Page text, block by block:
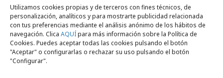
Utilizamos cookies propias y de terceros con fines técnicos, de
personalización, analíticos y para mostrarte publicidad relacionada
con tus preferencias mediante el análisis anónimo de los hábitos de
navegación. Clica AQUÍpara más información sobre la Política de
Cookies. Puedes aceptar todas las cookies pulsando el botón
"Aceptar" o configurarlas o rechazar su uso pulsando el botón
"Configurar".
jueves, 22 de enero 2026
MINI lanza una campaña inspirada en el
diseño de Paul Smith